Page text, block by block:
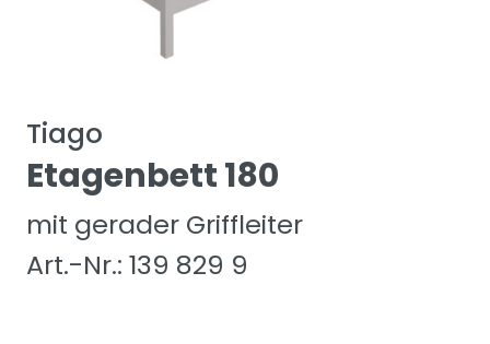
Tiago
Etagenbett 180
mit gerader Griffleiter
Art.-Nr.: 139 829 9